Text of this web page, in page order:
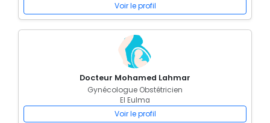
Voir le profil
Docteur Mohamed Lahmar
Gynécologue Obstétricien
El Eulma
Voir le profil